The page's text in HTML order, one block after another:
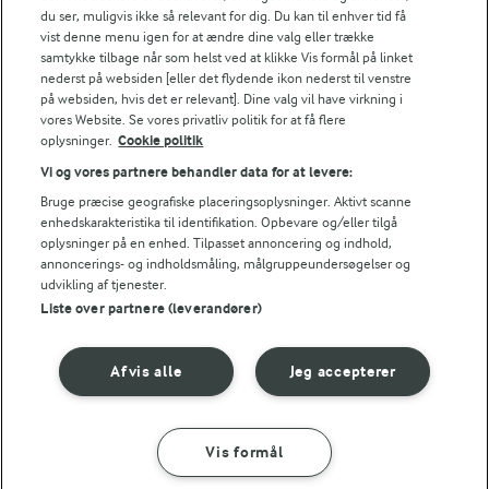
Følg
© 2026 Arla Foods
Vælg en anden cookies
Betingelser for brug
Håndtering af personlige oplysninger
du ser, muligvis ikke så relevant for dig. Du kan til enhver tid få
vist denne menu igen for at ændre dine valg eller trække
samtykke tilbage når som helst ved at klikke Vis formål på linket
nederst på websiden [eller det flydende ikon nederst til venstre
på websiden, hvis det er relevant]. Dine valg vil have virkning i
vores Website. Se vores privatliv politik for at få flere
oplysninger. Cookie politik
Vi og vores partnere behandler data for at levere:
Bruge præcise geografiske placeringsoplysninger. Aktivt scanne
enhedskarakteristika til identifikation. Opbevare og/eller tilgå
oplysninger på en enhed. Tilpasset annoncering og indhold,
annoncerings- og indholdsmåling, målgruppeundersøgelser og
udvikling af tjenester.
Liste over partnere (leverandører)
Jeg accepterer
Afvis alle
Vis formål